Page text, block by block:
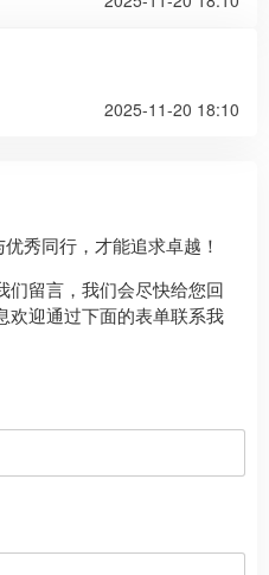
2025-11-20 18:10
秀同行，才能追求卓越！
们留言，我们会尽快给您回
欢迎通过下面的表单联系我